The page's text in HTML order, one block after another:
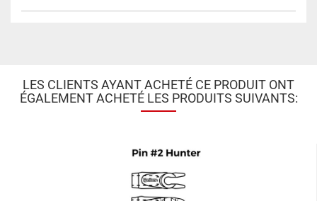
LES CLIENTS AYANT ACHETÉ CE PRODUIT ONT
ÉGALEMENT ACHETÉ LES PRODUITS SUIVANTS: